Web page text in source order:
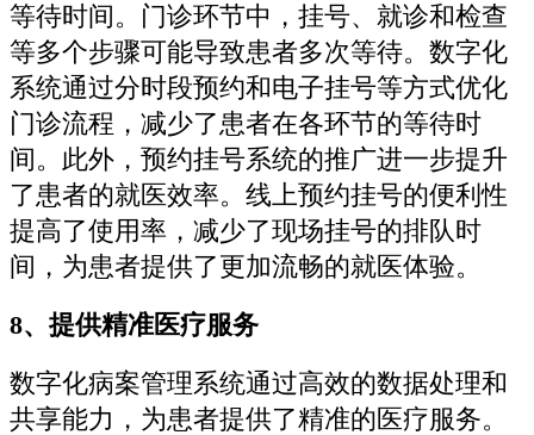
等待时间。门诊环节中，挂号、就诊和检查
等多个步骤可能导致患者多次等待。数字化
系统通过分时段预约和电子挂号等方式优化
门诊流程，减少了患者在各环节的等待时
间。此外，预约挂号系统的推广进一步提升
了患者的就医效率。线上预约挂号的便利性
提高了使用率，减少了现场挂号的排队时
间，为患者提供了更加流畅的就医体验。
8、提供精准医疗服务
数字化病案管理系统通过高效的数据处理和
共享能力，为患者提供了精准的医疗服务。